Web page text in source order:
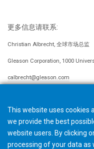
更多信息请联系:
Christian Albrecht, 全球市场总监
Gleason Corporation, 1000
calbrecht@gleason.com
This website uses cookies
we provide the best
website users. By clicking
processing of your data